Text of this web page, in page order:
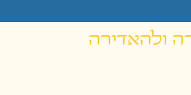
ולהאדירה